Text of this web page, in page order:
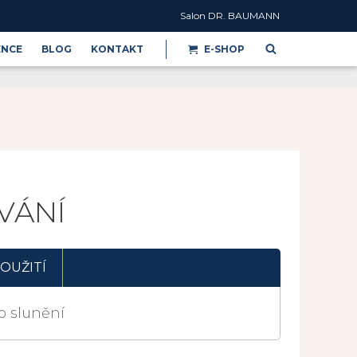
Salon DR. BAUMANN
BLOG KONTAKT E-SHOP
slunění